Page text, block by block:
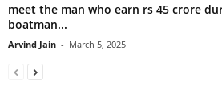
meet the man who earn rs 45 crore
boatman...
Arvind Jain - March 5, 2025